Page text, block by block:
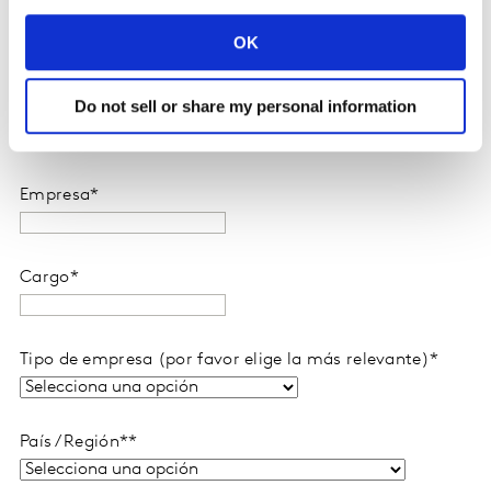
OK
Do not sell or share my personal information
*
Empresa*
Cargo*
Tipo de empresa (por favor elige la más relevante)*
País / Región**